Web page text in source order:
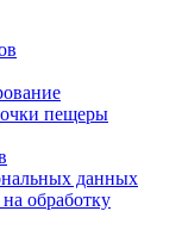
пещеры
данных
обработку